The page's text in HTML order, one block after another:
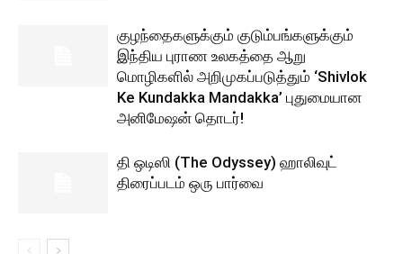
குழந்தைகளுக்கும் குடும்பங்களுக்கும்
இந்திய புராண உலகத்தை ஆறு
மொழிகளில் அறிமுகப்படுத்தும் ‘Shivlok
Ke Kundakka Mandakka’ புதுமையான
அனிமேஷன் தொடர்!
தி ஒடிஸி (The Odyssey) ஹாலிவுட்
திரைப்படம் ஒரு பார்வை